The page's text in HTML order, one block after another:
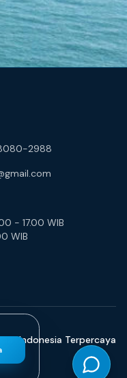
2988
- 17.00 WIB
WIB
Terpercaya